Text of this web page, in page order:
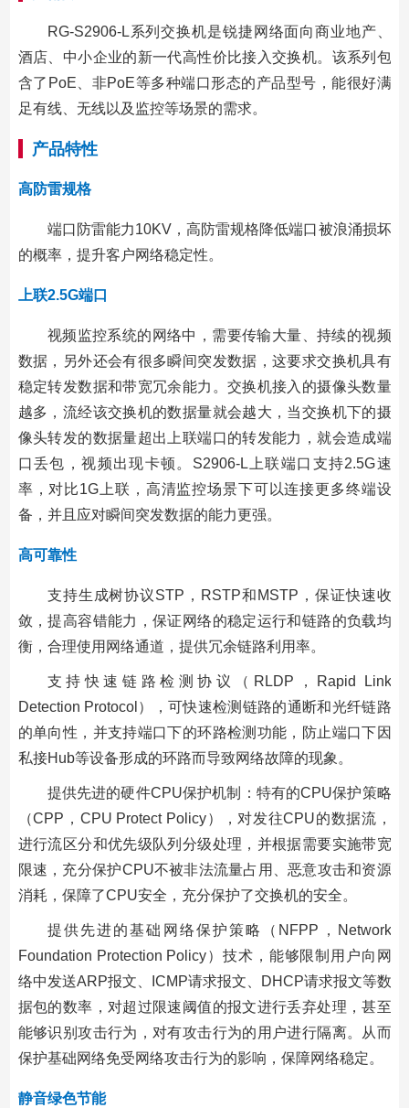
RG-S2906-L系列交换机是锐捷网络面向商业地产、
酒店、中小企业的新一代高性价比接入交换机。该系列包
含了PoE、非PoE等多种端口形态的产品型号，能很好满
足有线、无线以及监控等场景的需求。
产品特性
高防雷规格
端口防雷能力10KV，高防雷规格降低端口被浪涌损坏
的概率，提升客户网络稳定性。
上联2.5G端口
视频监控系统的网络中，需要传输大量、持续的视频
数据，另外还会有很多瞬间突发数据，这要求交换机具有
稳定转发数据和带宽冗余能力。交换机接入的摄像头数量
越多，流经该交换机的数据量就会越大，当交换机下的摄
像头转发的数据量超出上联端口的转发能力，就会造成端
口丢包，视频出现卡顿。S2906-L上联端口支持2.5G速
率，对比1G上联，高清监控场景下可以连接更多终端设
备，并且应对瞬间突发数据的能力更强。
高可靠性
支持生成树协议STP，RSTP和MSTP，保证快速收
敛，提高容错能力，保证网络的稳定运行和链路的负载均
衡，合理使用网络通道，提供冗余链路利用率。
支持快速链路检测协议（RLDP，Rapid Link
Detection Protocol），可快速检测链路的通断和光纤链路
的单向性，并支持端口下的环路检测功能，防止端口下因
私接Hub等设备形成的环路而导致网络故障的现象。
提供先进的硬件CPU保护机制：特有的CPU保护策略
（CPP，CPU Protect Policy），对发往CPU的数据流，
进行流区分和优先级队列分级处理，并根据需要实施带宽
限速，充分保护CPU不被非法流量占用、恶意攻击和资源
消耗，保障了CPU安全，充分保护了交换机的安全。
提供先进的基础网络保护策略（NFPP，Network
Foundation Protection Policy）技术，能够限制用户向网
络中发送ARP报文、ICMP请求报文、DHCP请求报文等数
据包的数率，对超过限速阈值的报文进行丢弃处理，甚至
能够识别攻击行为，对有攻击行为的用户进行隔离。从而
保护基础网络免受网络攻击行为的影响，保障网络稳定。
静音绿色节能